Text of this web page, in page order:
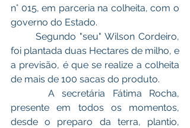
n° 015, em parceria na colheita, com o
governo do Estado.
foi plantada duas Hectares de milho, e
a previsão, é que se realize a colheita
de mais de 100 sacas do produto.
presente em todos os momentos,
desde o preparo da terra, plantio,